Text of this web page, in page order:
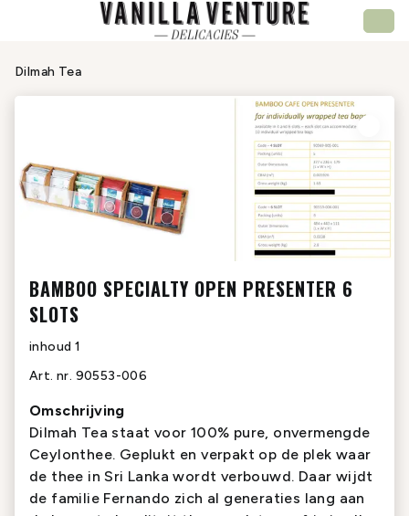
Dilmah Tea
BAMBOO SPECIALTY OPEN PRESENTER 6
SLOTS
inhoud 1
Art. nr. 90553-006
Omschrijving
Dilmah Tea staat voor 100% pure, onvermengde
Ceylonthee. Geplukt en verpakt op de plek waar
de thee in Sri Lanka wordt verbouwd. Daar wijdt
de familie Fernando zich al generaties lang aan